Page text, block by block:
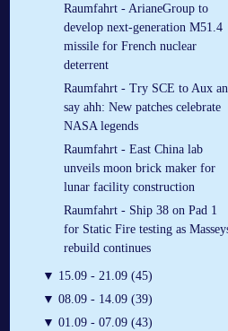
Raumfahrt - ArianeGroup to
develop next-generation M51.4
missile for French nuclear
deterrent
Raumfahrt - Try SCE to Aux
say ahh: New patches celebrate
NASA legends
Raumfahrt - East China lab
unveils moon brick maker for
lunar facility construction
Raumfahrt - Ship 38 on Pad 1
for Static Fire testing as
rebuild continues
▼ 15.09 - 21.09 (45)
▼ 08.09 - 14.09 (39)
▼ 01.09 - 07.09 (43)